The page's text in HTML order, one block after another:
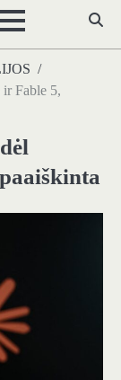
Fable 5,